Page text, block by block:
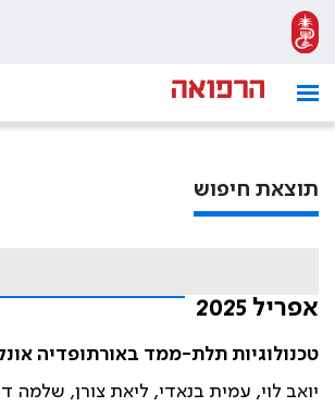
תוצאת חיפוש
אפריל 2025
טכנולוגיות תלת-ממד באורתופדיה
יואב לוי, עמית בנאדי, ליאת צורן, שלמה